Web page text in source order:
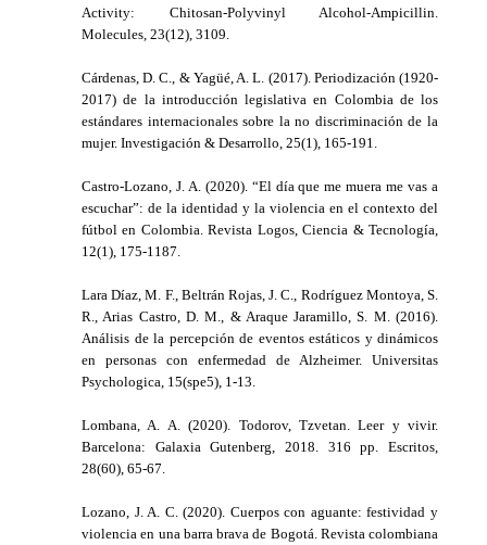
Activity: Chitosan-Polyvinyl Alcohol-Ampicillin.
Molecules, 23(12), 3109.
Cárdenas, D. C., & Yagüé, A. L. (2017). Periodización (1920-
2017) de la introducción legislativa en Colombia de los
estándares internacionales sobre la no discriminación de la
mujer. Investigación & Desarrollo, 25(1), 165-191.
Castro-Lozano, J. A. (2020). “El día que me muera me vas a
escuchar”: de la identidad y la violencia en el contexto del
fútbol en Colombia. Revista Logos, Ciencia & Tecnología,
12(1), 175-1187.
Lara Díaz, M. F., Beltrán Rojas, J. C., Rodríguez Montoya, S.
R., Arias Castro, D. M., & Araque Jaramillo, S. M. (2016).
Análisis de la percepción de eventos estáticos y dinámicos
en personas con enfermedad de Alzheimer. Universitas
Psychologica, 15(spe5), 1-13.
Lombana, A. A. (2020). Todorov, Tzvetan. Leer y vivir.
Barcelona: Galaxia Gutenberg, 2018. 316 pp. Escritos,
28(60), 65-67.
Lozano, J. A. C. (2020). Cuerpos con aguante: festividad y
violencia en una barra brava de Bogotá. Revista colombiana